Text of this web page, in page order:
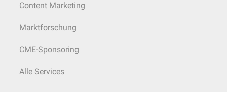
Content Marketing
Marktforschung
CME-Sponsoring
Alle Services